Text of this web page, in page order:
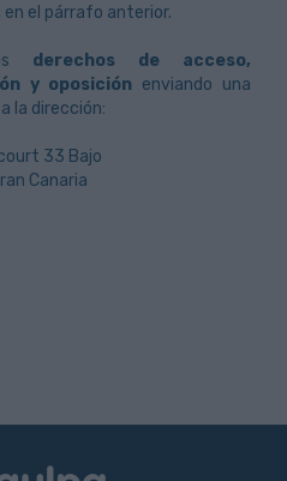
el párrafo anterior.
derechos de acceso,
y oposición enviando una
la dirección:
33 Bajo
Canaria